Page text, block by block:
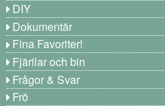
DIY
Dokumentär
Fina Favoriter!
Fjärilar och bin
Frågor & Svar
Frö